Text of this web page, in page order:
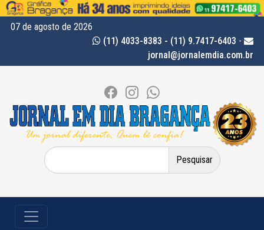
07 de agosto de 2026
(11) 4033-8383 - (11) 9.7417-6403 -
jornal@jornalemdia.com.br
Pesquisar
por: